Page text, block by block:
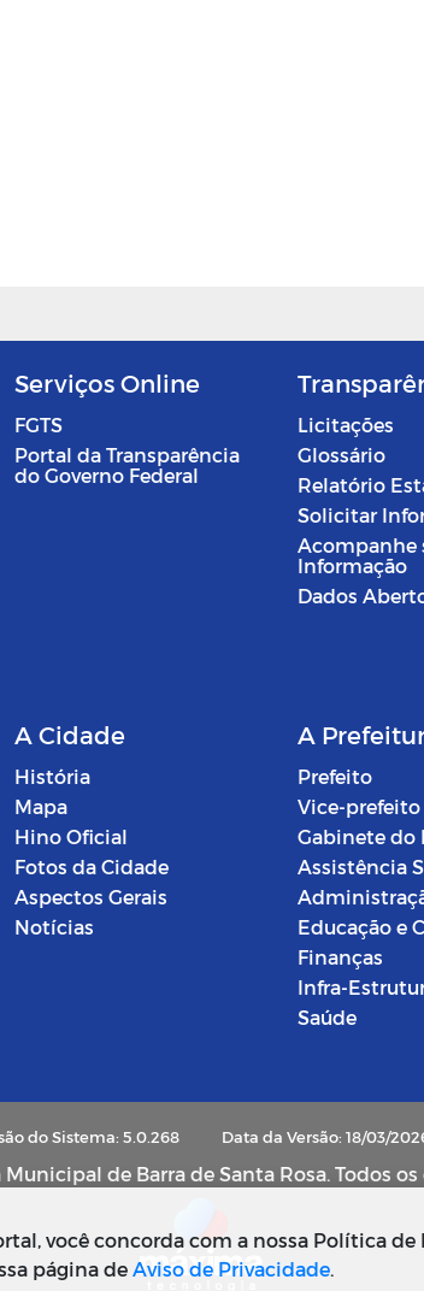
Serviços Online
FGTS
Portal da Transparência
do Governo Federal
Licitações
Glossário
Relatório
Solicitar
Acompanhe
Informação
Dados
A Cidade
História
Mapa
Hino Oficial
Fotos da Cidade
Aspectos Gerais
Notícias
A
Prefeito
Vice-prefeito
Gabinete do
Assistência
Educação e
Finanças
Infra-
Saúde
do Sistema: 5.0.268 Data da Versão: 18/03/
de Barra de Santa Rosa. Todos
você concorda com a nossa Política de
página de Aviso de Privacidade.